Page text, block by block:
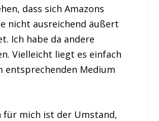
dass sich Amazons
nicht ausreichend äußert
Ich habe da andere
Vielleicht liegt es einfach
entsprechenden Medium
für mich ist der Umstand,